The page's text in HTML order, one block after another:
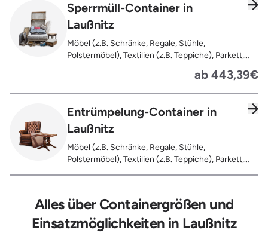
Bahnschwellen, Pflanzfähle, Jägerzaun
Sperrmüll-Container in
Laußnitz
Möbel (z.B. Schränke, Regale, Stühle,
Polstermöbel), Textilien (z.B. Teppiche), Parkett,
Koffer, Fensterholz oder Türholz / Türen (ohne
Glas), Fahrräder, Matratzen, Spielzeug, Bücher,
Laminat
ab 443,39€
Entrümpelung-Container in
Laußnitz
Möbel (z.B. Schränke, Regale, Stühle,
Polstermöbel), Textilien (z.B. Teppiche), Parkett,
Fässer, Eimer, Sonstiger Hausstand
Alles über Containergrößen und
Einsatzmöglichkeiten in Laußnitz